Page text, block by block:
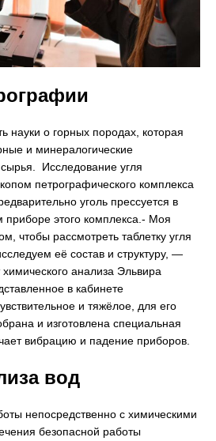
науки о горных породах, которая
и минералогические
сырья. Исследование угля
петрографического комплекса
уголь прессуется в
приборе этого комплекса.- Моя
чтобы рассмотреть таблетку угля
её состав и структуру, —
анализа Эльвира
в кабинете
и тяжёлое, для его
и изготовлена специальная
вибрацию и падение приборов.
вод
непосредственно с химическими
безопасной работы